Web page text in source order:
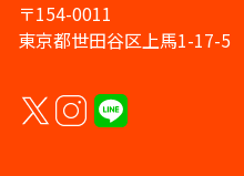
〒154-0011
東京都世田谷区上馬1-17-5